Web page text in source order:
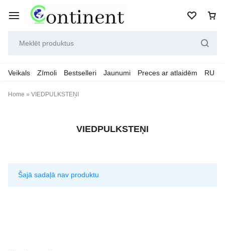
Veikals Zīmoli Bestselleri Jaunumi Preces ar atlaidēm RU
Home » VIEDPULKSTEŅI
VIEDPULKSTEŅI
Šajā sadaļā nav produktu